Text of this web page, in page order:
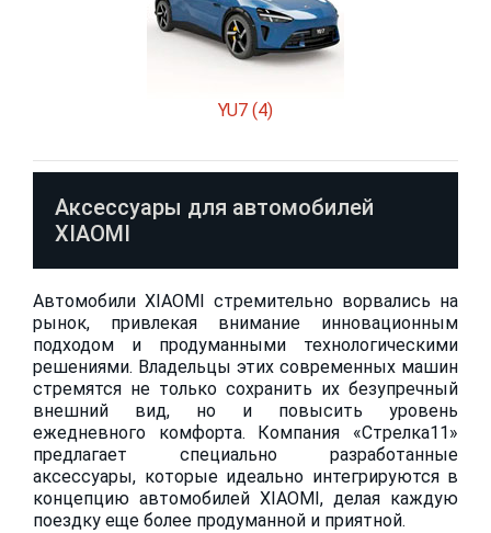
YU7 (4)
Аксессуары для автомобилей
XIAOMI
Автомобили XIAOMI стремительно ворвались на
рынок, привлекая внимание инновационным
подходом и продуманными технологическими
решениями. Владельцы этих современных машин
стремятся не только сохранить их безупречный
внешний вид, но и повысить уровень
ежедневного комфорта. Компания «Стрелка11»
предлагает специально разработанные
аксессуары, которые идеально интегрируются в
концепцию автомобилей XIAOMI, делая каждую
поездку еще более продуманной и приятной.